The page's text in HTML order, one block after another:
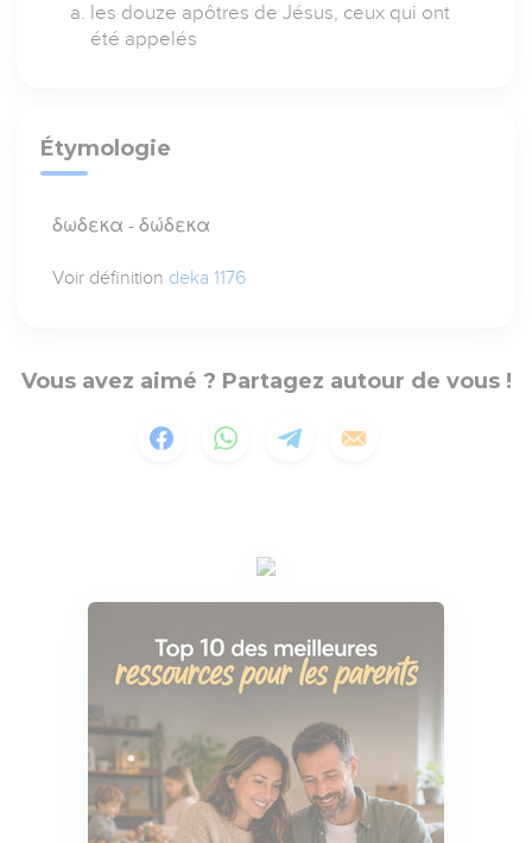
les douze apôtres de Jésus, ceux qui ont
été appelés
Étymologie
δωδεκα - δώδεκα
Voir définition deka 1176
Vous avez aimé ? Partagez autour de vous !